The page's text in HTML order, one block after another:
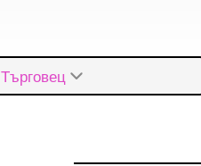
Търговец